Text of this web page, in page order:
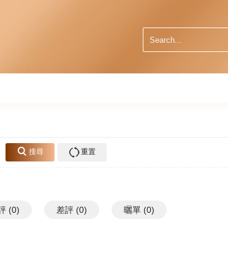
搜尋 重置
(0) 差評 (0) 曬單 (0)